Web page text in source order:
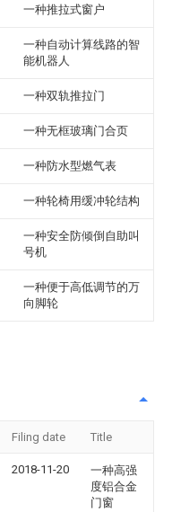
一种推拉式窗户
一种自动计算线路的智
能机器人
一种双轨推拉门
一种无框玻璃门合页
一种防水型燃气表
一种轮椅用缓冲轮结构
一种安全防倾倒自助叫
号机
一种便于高低调节的万
向脚轮
Filing date Title
2018-11-20
一种高强
度铝合金
门窗